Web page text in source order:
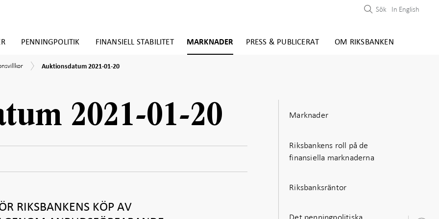
PENNINGPOLITIK FINANSIELL STABILITET MARKNADER PRESS & PUBLICERAT OM RIKSBANKEN
Sök In English
Auktionsdatum
Auktionsdatum 2021-01-20
2021-01-20
RIKSBANKENS KÖP AV
Marknader
Riksbankens roll på de
finansiella marknaderna
Riksbanksräntor